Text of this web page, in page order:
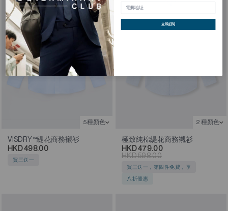
5種顏色
VISDRY™緹花商務襯衫
HKD 498.00
買三送一
2 種顏色
極致純棉緹花商務襯衫
HKD 598.00
HKD 479.00
買三送一，第四件免費，享
八折優惠
立即訂閱